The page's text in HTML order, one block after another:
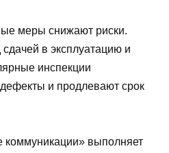
меры снижают риски.
в эксплуатацию и
инспекции
и продлевают срок
выполняет